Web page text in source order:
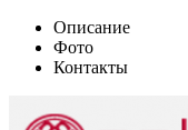
Описание
Фото
Контакты